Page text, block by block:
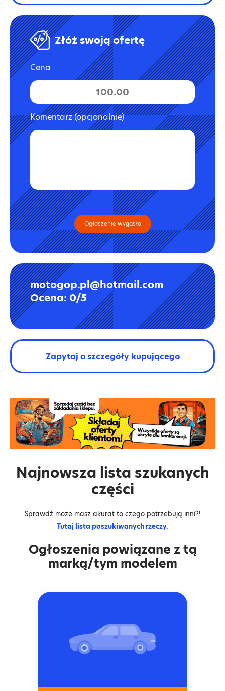
Złóż swoją ofertę
Cena
Komentarz (opcjonalnie)
Ogłoszenie wygasło
motogop.pl@hotmail.com
Ocena: 0/5
Zapytaj o szczegóły kupującego
Najnowsza lista szukanych
części
Sprawdź może masz akurat to czego potrzebują inni?!
Tutaj lista poszukiwanych rzeczy.
Ogłoszenia powiązane z tą
marką/tym modelem